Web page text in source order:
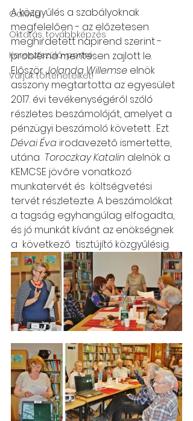
Galéria
Oktatás, továbbképzés
Keresztszülő-portré
Várjuk történeteiket!
A közgyűlés a szabályoknak
megfelelően - az előzetesen
meghirdetett napirend szerint -
probléma mentesen zajlott le.
Először Jolanda Willemse elnök
asszony megtartotta az egyesület
2017. évi tevékenységéről szóló
részletes beszámolóját, amelyet a
pénzügyi beszámoló követett . Ezt
Dévai Éva irodavezető ismertette,
utána Toroczkay Katalin alelnök a
KEMCSE jövőre vonatkozó
munkatervét és  költségvetési
tervét részletezte. A beszámolókat
a tagság egyhangúlag elfogadta,
és jó munkát kívánt az enökségnek
a  következő  tisztújító közgyűlésig.